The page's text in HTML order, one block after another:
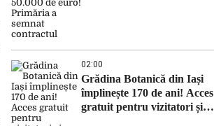
02:00
Grădina Botanică din Iași
împlinește 170 de ani! Acces
gratuit pentru vizitatori și